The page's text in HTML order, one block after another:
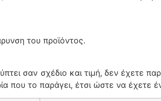
του προϊόντος.
σαν σχέδιο και τιμή, δεν έχετε
που το παράγει, έτσι ώστε να έχετε